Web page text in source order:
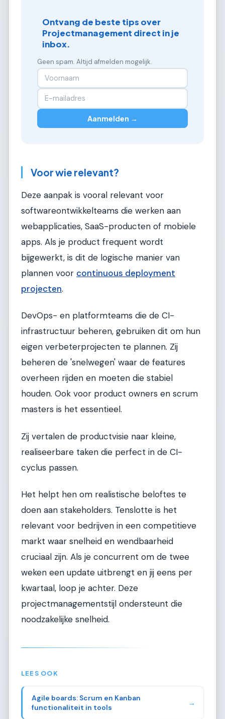
Ontvang de beste tips over
Projectmanagement direct in je
inbox.
Geen spam. Altijd afmelden mogelijk.
Aanmelden →
Voor wie relevant?
Deze aanpak is vooral relevant voor
softwareontwikkelteams die werken aan
webapplicaties, SaaS-producten of mobiele
apps. Als je product frequent wordt
bijgewerkt, is dit de logische manier van
plannen voor continuous deployment
projecten.
DevOps- en platformteams die de CI-
infrastructuur beheren, gebruiken dit om hun
eigen verbeterprojecten te plannen. Zij
beheren de 'snelwegen' waar de features
overheen rijden en moeten die stabiel
houden. Ook voor product owners en scrum
masters is het essentieel.
Zij vertalen de productvisie naar kleine,
realiseerbare taken die perfect in de CI-
cyclus passen.
Het helpt hen om realistische beloftes te
doen aan stakeholders. Tenslotte is het
relevant voor bedrijven in een competitieve
markt waar snelheid en wendbaarheid
cruciaal zijn. Als je concurrent om de twee
weken een update uitbrengt en jij eens per
kwartaal, loop je achter. Deze
projectmanagementstijl ondersteunt die
noodzakelijke snelheid.
LEES OOK
Agile boards: Scrum en Kanban
functionaliteit in tools
→